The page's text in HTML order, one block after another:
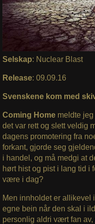
Selskap: Nuclear Blast
Release: 09.09.16
Svenskene kom med
Coming Homemeldte jeg
det var rett og slett veldig
dagens promotering fra
forkant, gjorde seg
i handel, og må medgi at
hørt hist og pist i lang tid i
være i dag?
Men innholdet er allikevel
egne bein når den skal i
personlig aldri vært fan